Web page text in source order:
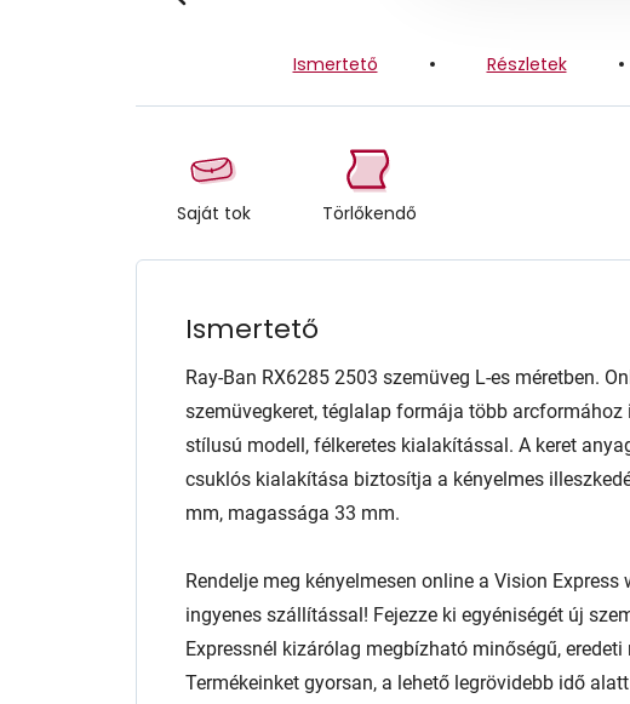
Ismertető Részletek
Saját tok Törlőkendő
Ismertető
Ray-Ban RX6285 2503 szemüveg L-es méretben.
szemüvegkeret, téglalap formája több arcformához
stílusú modell, félkeretes kialakítással. A keret
csuklós kialakítása biztosítja a kényelmes
mm, magassága 33 mm.
Rendelje meg kényelmesen online a Vision Express
ingyenes szállítással! Fejezze ki egyéniségét új
Expressnél kizárólag megbízható minőségű,
Termékeinket gyorsan, a lehető legrövidebb idő